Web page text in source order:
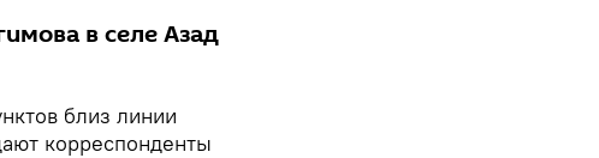
в селе Азад
близ линии
корреспонденты